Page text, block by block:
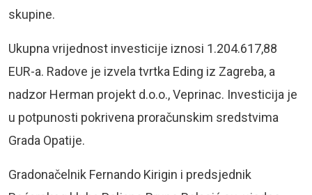
skupine.
Ukupna vrijednost investicije iznosi 1.204.617,88
EUR-a. Radove je izvela tvrtka Eding iz Zagreba, a
nadzor Herman projekt d.o.o., Veprinac. Investicija je
u potpunosti pokrivena proračunskim sredstvima
Grada Opatije.
Gradonačelnik Fernando Kirigin i predsjednik